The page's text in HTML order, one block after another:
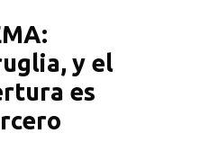
y el
es